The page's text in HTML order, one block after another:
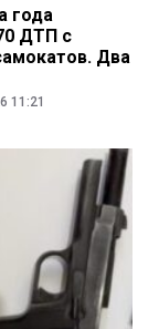
года
ДТП с
Два
11:21